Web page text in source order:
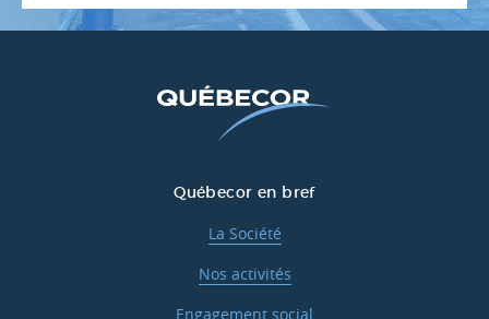
Québecor en bref
La Société
Nos activités
Engagement social